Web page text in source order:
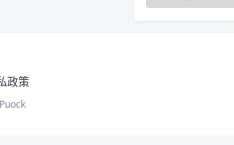
政策
Puock